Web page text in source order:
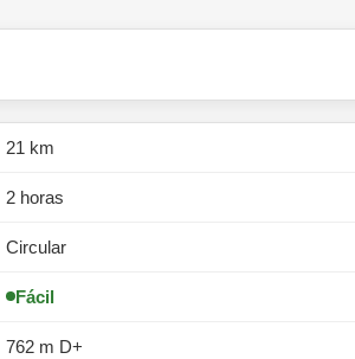
21 km
2 horas
Circular
Fácil
762 m D+